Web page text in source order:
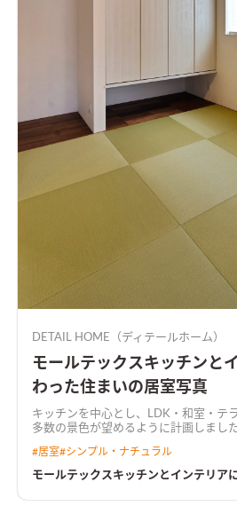
DETAIL HOME（ディテールホーム）
モールテックスキッチンと
わった住まいの居室写真
キッチンを中心とし、LDK・和室・テ
多数の景色が望めるように計画しました。 モールテックス
ェのような空間となりました。
#居室#シンプル・ナチュラル
モールテックスキッチンとインテリア